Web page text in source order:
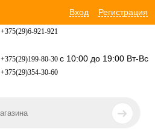
Вход Регистрация
+375(29)6-921-921
+375(29)199-80-30 с 10:00 до 19:00 Вт-Вс
+375(29)354-30-60